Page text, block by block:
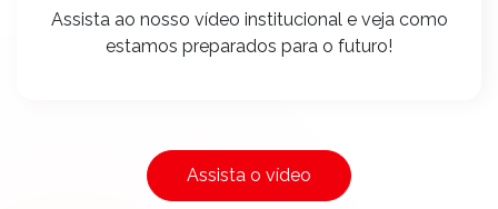
Assista ao nosso vídeo institucional e veja como
estamos preparados para o futuro!
Assista o vídeo